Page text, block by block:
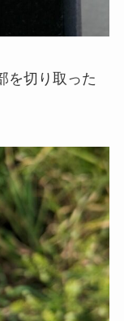
を切り取った